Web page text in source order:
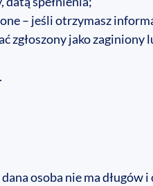
– jeśli otrzymasz
zgłoszony jako
dana osoba nie ma